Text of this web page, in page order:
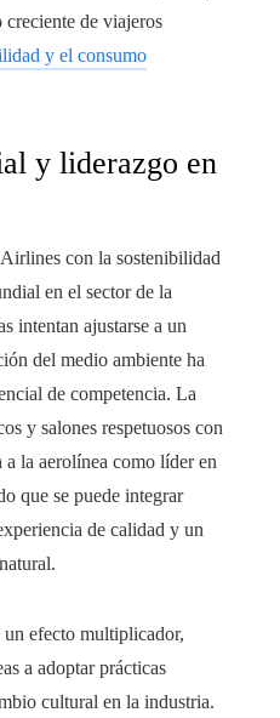
creciente de viajeros
y el consumo
y liderazgo en
con la sostenibilidad
en el sector de la
intentan ajustarse a un
del medio ambiente ha
de competencia. La
y salones respetuosos con
la aerolínea como líder en
que se puede integrar
de calidad y un
efecto multiplicador,
a adoptar prácticas
cultural en la industria.